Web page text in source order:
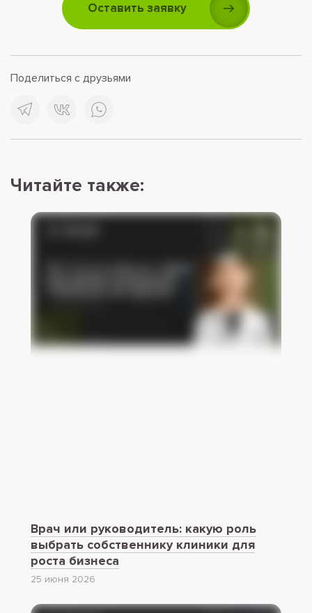
Оставить заявку
Поделиться с друзьями
Читайте также:
Врач или руководитель: какую роль
выбрать собственнику клиники для
роста бизнеса
25 июня 2026